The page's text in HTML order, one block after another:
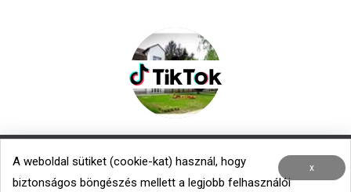
Nemzetközi kapcsolatok | Menza – Heti étlap x
A weboldal sütiket (cookie-kat) használ, hogy
biztonságos böngészés mellett a legjobb felhasználói